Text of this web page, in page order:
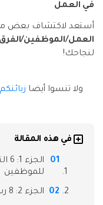
إصلاح الفيديو
نقل WhatsApp
تعقب الموقع
App
اثنين من WhatsApp، والمزيد من أجلك.
في العمل
أستعد لاكتشاف بعض
العمل/الموظفين/الفرق
لنجاحك!
ولا تنسوا أيضا
في هذه المقالة
للموظفين
الجزء 2: 8 رسائل عيد الشكر إلى الفرق مختلفة